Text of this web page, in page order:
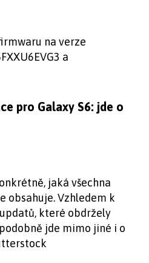
na verze
a
pro Galaxy S6: jde o
jaká všechna
obsahuje. Vzhledem k
které obdržely
jde mimo jiné i o